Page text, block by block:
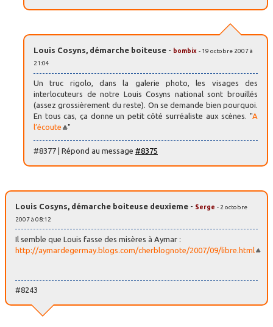
Louis Cosyns, démarche boiteuse - bombix - 19 octobre 2007 à
21:04
Un truc rigolo, dans la galerie photo, les visages des
interlocuteurs de notre Louis Cosyns national sont brouillés
(assez grossièrement du reste). On se demande bien pourquoi.
En tous cas, ça donne un petit côté surréaliste aux scènes. "A
l’écoute
"
#8377 | Répond au message #8375
Louis Cosyns, démarche boiteuse deuxieme - Serge - 2 octobre
2007 à 08:12
Il semble que Louis fasse des misères à Aymar :
http://aymardegermay.blogs.com/cherblognote/2007/09/libre.html
#8243